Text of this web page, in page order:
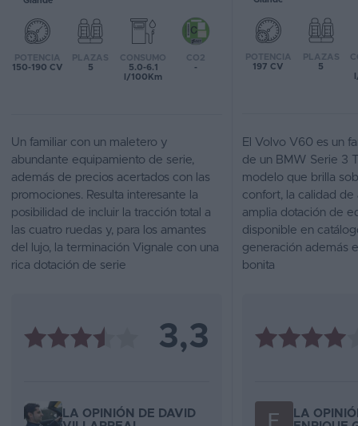
Favoritos
Concesionarios
Blog
Ventas
de
coches
2026
POTENCIA
150-190 CV
PLAZAS
5
CONSUMO
5.0-6.1
l/100Km
CO2
-
POTENCIA
197 CV
PLAZAS
5
Un familiar con un maletero y
abundante equipamiento de serie,
además de precios acertados con las
promociones. Resulta interesante la
posibilidad de incluir la tracción total a
las cuatro ruedas y, para los amantes
del lujo, la terminación Vignale con una
rica dotación de serie
El Volvo V60 es un
de un BMW Serie 3
modelo que brilla
confort, la calidad de
amplia dotación de
disponible en
generación además
bonita
3,3
LA OPINIÓN DE DAVID
LA